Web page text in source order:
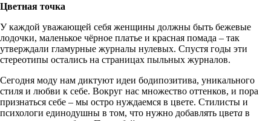
Цветная точка
У каждой уважающей себя женщины должны быть бежевые
лодочки, маленькое чёрное платье и красная помада – так
утверждали гламурные журналы нулевых. Спустя годы эти
стереотипы остались на страницах пыльных журналов.
Сегодня моду нам диктуют идеи бодипозитива, уникального
стиля и любви к себе. Вокруг нас множество оттенков, и пора
признаться себе – мы остро нуждаемся в цвете. Стилисты и
психологи единодушны в том, что нужно добавлять цвета в